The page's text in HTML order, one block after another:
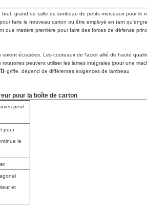
grand de taille de lambeau de petits morceaux pour le
faire le nouveau carton ou être employé en tant
matière première pour faire des forces de défense
écrasées. Les couteaux de l'acier allié de haute
rotatoires peuvent utiliser les lames intégrales (pour une
griffe, dépend de différentes exigences de lambeau
pour la boîte de carton
peut
pour
le
et